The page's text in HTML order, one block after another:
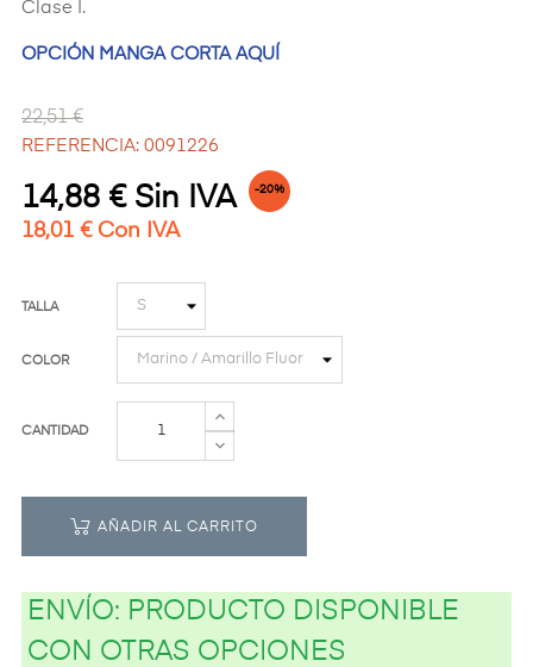
Clase I.
OPCIÓN MANGA CORTA AQUÍ
22,51 €
REFERENCIA: 0091226
14,88 € Sin IVA -20%
18,01 € Con IVA
TALLA
COLOR
CANTIDAD
AÑADIR AL CARRITO
ENVÍO: PRODUCTO DISPONIBLE
CON OTRAS OPCIONES